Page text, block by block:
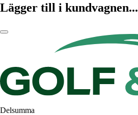
Lägger till i kundvagnen...
Delsumma